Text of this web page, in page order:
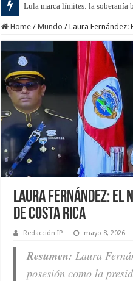
Lula marca límites: la soberanía
Home / Mundo / Laura Fernández:
Laura Fernández:
de Costa Rica
Redacción IP mayo 8, 2026
Resumen: Laura
posesión como la